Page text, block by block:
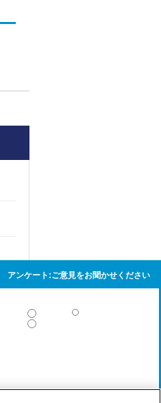
アンケート:ご意見をお聞かせください